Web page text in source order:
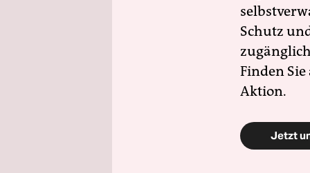
Schutz
Finden
Aktion.
Jetzt